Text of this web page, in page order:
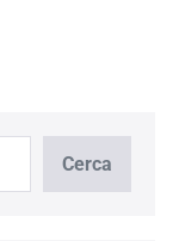
Cerca